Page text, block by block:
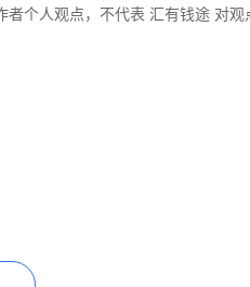
个人观点，不代表 汇有钱途 对